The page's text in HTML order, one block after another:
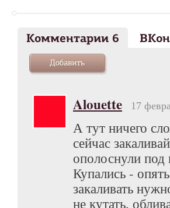
Комментарии 6
Alouette 17
А тут ничего
сейчас
ополоснули
Купались -
закаливать
не кутать,